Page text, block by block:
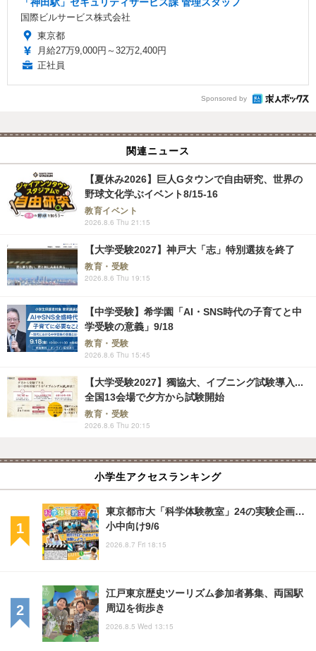
国際ビルサービス株式会社
東京都
月給27万9,000円～32万2,400円
正社員
Sponsored by
関連ニュース
【夏休み2026】巨人Gタウンで自由研究、世界の
野球文化学ぶイベント8/15-16
教育イベント
2026.8.6 Thu 21:15
【大学受験2027】神戸大「志」特別選抜を終了
教育・受験
2026.8.6 Thu 19:15
【中学受験】希学園「AI・SNS時代の子育てと中
学受験の意義」9/18
教育・受験
2026.8.6 Thu 15:45
【大学受験2027】獨協大、イブニング試験導入...
全国13会場で夕方から試験開始
教育・受験
2026.8.6 Thu 20:15
小学生アクセスランキング
東京都市大「科学体験教室」24の実験企画…
小中向け9/6
2026.8.7 Fri 18:15
江戸東京歴史ツーリズム参加者募集、両国駅
周辺を街歩き
2026.8.5 Wed 13:15